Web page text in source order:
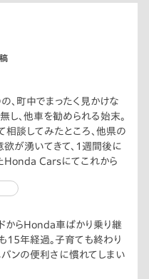
、町中でまったく見かけな
し、他車を勧められる始末。
談してみたところ、他県の
が湧いてきて、1週間後に
Honda Carsにてこれから
からHonda車ばかり乗り継
15年経過。子育ても終わり
ンの便利さに慣れてしまい